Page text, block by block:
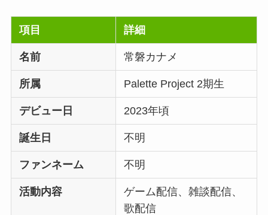
項目 詳細
名前 常磐カナメ
所属 Palette Project 2期生
デビュー日 2023年頃
誕生日 不明
ファンネーム 不明
活動内容
ゲーム配信、雑談配信、
歌配信